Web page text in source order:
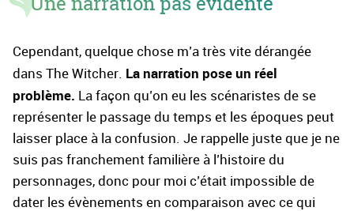
Cependant, quelque chose m’a très vite dérangée
dans The Witcher. La narration pose un réel
problème. La façon qu’on eu les scénaristes de se
représenter le passage du temps et les époques peut
laisser place à la confusion. Je rappelle juste que je ne
suis pas franchement familière à l’histoire du
personnages, donc pour moi c’était impossible de
dater les évènements en comparaison avec ce qui